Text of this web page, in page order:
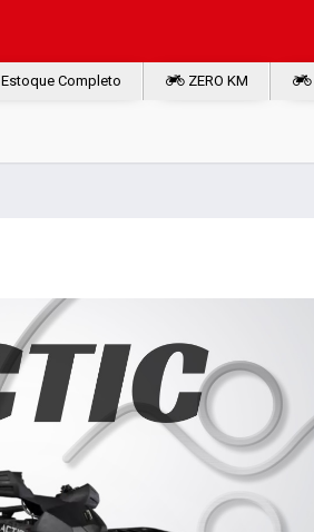
Estoque Completo ZERO KM